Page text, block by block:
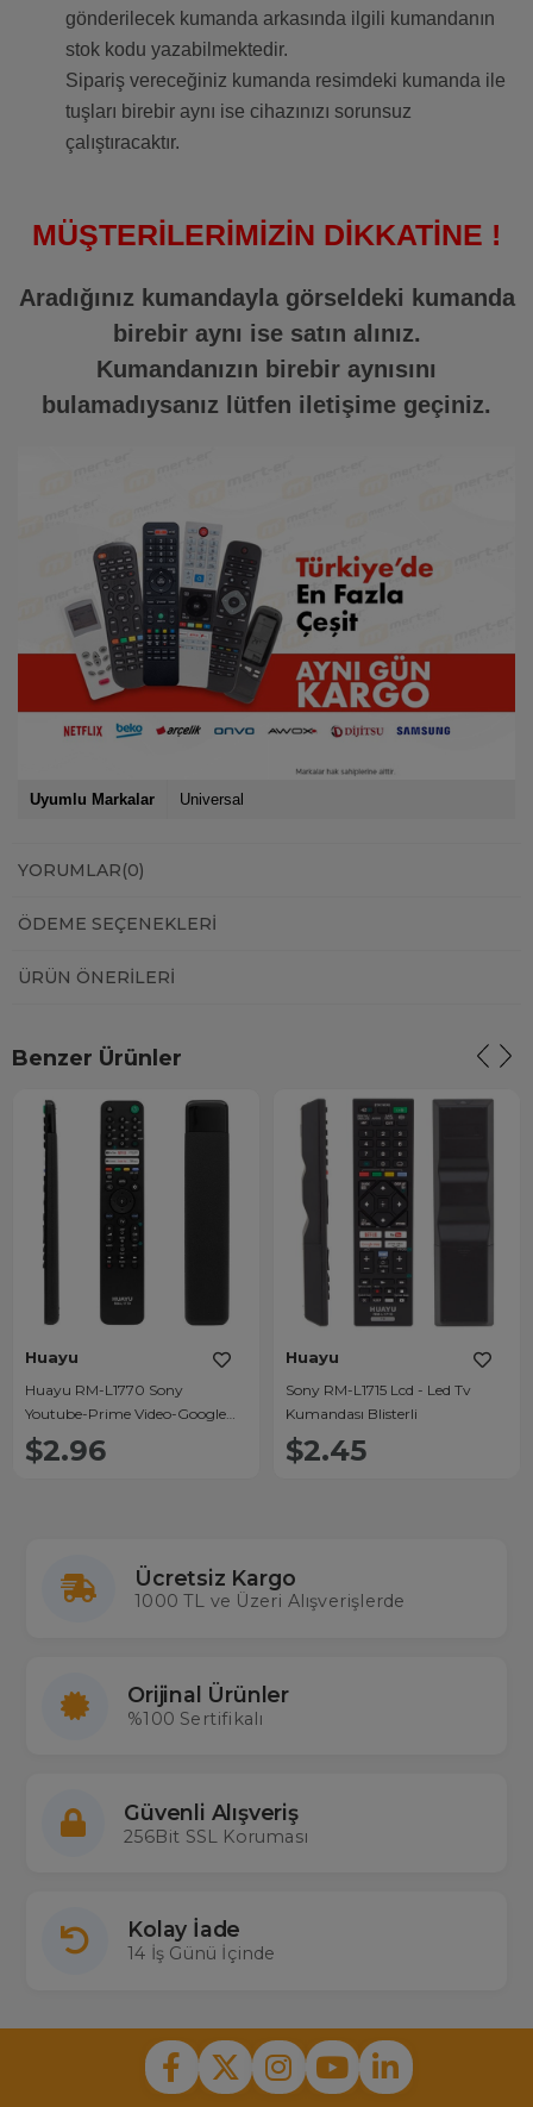
gönderilecek kumanda arkasında ilgili kumandanın
stok kodu yazabilmektedir.
Sipariş vereceğiniz kumanda resimdeki kumanda ile
tuşları birebir aynı ise cihazınızı sorunsuz
çalıştıracaktır.
MÜŞTERİLERİMİZİN DİKKATİNE !
Aradığınız kumandayla görseldeki kumanda
birebir aynı ise satın alınız.
Kumandanızın birebir aynısını
bulamadıysanız lütfen iletişime geçiniz.
Uyumlu Markalar Universal
YORUMLAR(0)
ÖDEME SEÇENEKLERI
ÜRÜN ÖNERILERI
Benzer Ürünler
Huayu
Huayu RM-L1770 Sony
Youtube-Prime Video-Google
Play-Netflix-Disney Tuşlu Lcd-
Led Tv Kumanda
$2.96
Huayu
Sony RM-L1715 Lcd - Led Tv
Kumandası Blisterli
$2.45
Ücretsiz Kargo
1000 TL ve Üzeri Alışverişlerde
Orijinal Ürünler
%100 Sertifikalı
Güvenli Alışveriş
256Bit SSL Koruması
Kolay İade
14 İş Günü İçinde